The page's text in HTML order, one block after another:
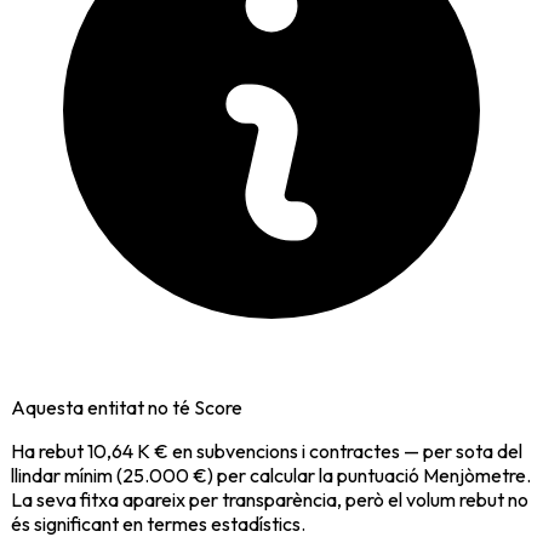
Aquesta entitat no té Score
Ha rebut10,64 K € en subvencions i contractes — per sota del
llindar mínim (25.000 €) per calcular la puntuació Menjòmetre.
La seva fitxa apareix per transparència, però el volum rebut no
és significant en termes estadístics.